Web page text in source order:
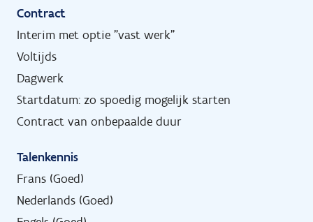
Contract
Interim met optie "vast werk"
Voltijds
Dagwerk
Startdatum: zo spoedig mogelijk starten
Contract van onbepaalde duur
Talenkennis
Frans (Goed)
Nederlands (Goed)